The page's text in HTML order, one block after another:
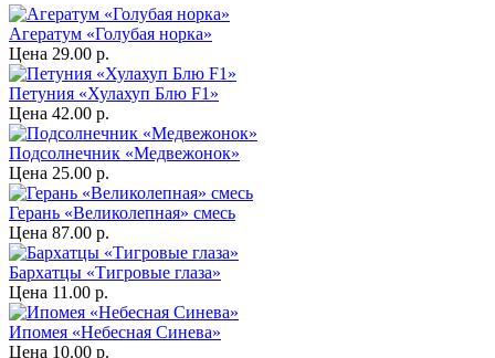
Агератум «Голубая норка»
Цена 29.00 р.
Петуния «Хулахуп Блю F1»
Цена 42.00 р.
Подсолнечник «Медвежонок»
Цена 25.00 р.
Герань «Великолепная» смесь
Цена 87.00 р.
Бархатцы «Тигровые глаза»
Цена 11.00 р.
Ипомея «Небесная Синева»
Цена 10.00 р.